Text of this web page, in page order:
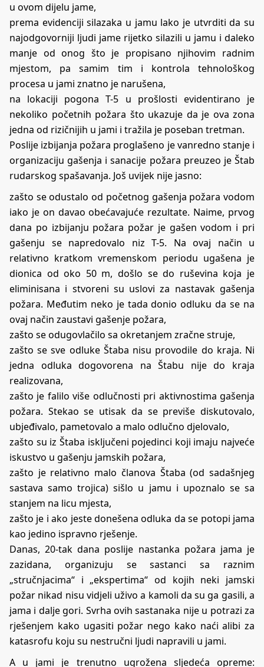
u ovom dijelu jame,
prema evidenciji silazaka u jamu lako je utvrditi da su
najodgovorniji ljudi jame rijetko silazili u jamu i daleko
manje od onog što je propisano njihovim radnim
mjestom, pa samim tim i kontrola tehnološkog
procesa u jami znatno je narušena,
na lokaciji pogona T-5 u prošlosti evidentirano je
nekoliko početnih požara što ukazuje da je ova zona
jedna od rizičnijih u jami i tražila je poseban tretman.
Poslije izbijanja požara proglašeno je vanredno stanje i
organizaciju gašenja i sanacije požara preuzeo je Štab
rudarskog spašavanja. Još uvijek nije jasno:
zašto se odustalo od početnog gašenja požara vodom
iako je on davao obećavajuće rezultate. Naime, prvog
dana po izbijanju požara požar je gašen vodom i pri
gašenju se napredovalo niz T-5. Na ovaj način u
relativno kratkom vremenskom periodu ugašena je
dionica od oko 50 m, došlo se do ruševina koja je
eliminisana i stvoreni su uslovi za nastavak gašenja
požara. Međutim neko je tada donio odluku da se na
ovaj način zaustavi gašenje požara,
zašto se odugovlačilo sa okretanjem zračne struje,
zašto se sve odluke Štaba nisu provodile do kraja. Ni
jedna odluka dogovorena na Štabu nije do kraja
realizovana,
zašto je falilo više odlučnosti pri aktivnostima gašenja
požara. Stekao se utisak da se previše diskutovalo,
ubjeđivalo, pametovalo a malo odlučno djelovalo,
zašto su iz Štaba isključeni pojedinci koji imaju najveće
iskustvo u gašenju jamskih požara,
zašto je relativno malo članova Štaba (od sadašnjeg
sastava samo trojica) sišlo u jamu i upoznalo se sa
stanjem na licu mjesta,
zašto je i ako jeste donešena odluka da se potopi jama
kao jedino ispravno rješenje.
Danas, 20-tak dana poslije nastanka požara jama je
zazidana, organizuju se sastanci sa raznim
„stručnjacima“ i „ekspertima“ od kojih neki jamski
požar nikad nisu vidjeli uživo a kamoli da su ga gasili, a
jama i dalje gori. Svrha ovih sastanaka nije u potrazi za
rješenjem kako ugasiti požar nego kako naći alibi za
katasrofu koju su nestručni ljudi napravili u jami.
A u jami je trenutno ugrožena sljedeća opreme: